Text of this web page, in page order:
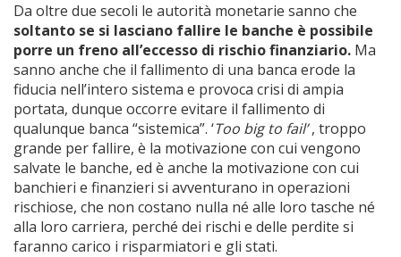
Da oltre due secoli le autorità monetarie sanno che
soltanto se si lasciano fallire le banche è possibile
porre un freno all’eccesso di rischio finanziario. Ma
sanno anche che il fallimento di una banca erode la
fiducia nell’intero sistema e provoca crisi di ampia
portata, dunque occorre evitare il fallimento di
qualunque banca “sistemica”. ‘Too big to fail’, troppo
grande per fallire, è la motivazione con cui vengono
salvate le banche, ed è anche la motivazione con cui
banchieri e finanzieri si avventurano in operazioni
rischiose, che non costano nulla né alle loro tasche né
alla loro carriera, perché dei rischi e delle perdite si
faranno carico i risparmiatori e gli stati.